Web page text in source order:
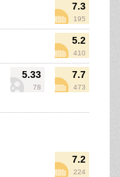
7.3
195
5.2
410
5.33
78
7.7
473
7.2
224